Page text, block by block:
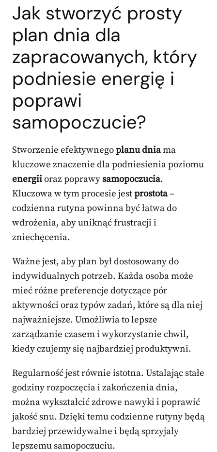
Jak stworzyć prosty
plan dnia dla
zapracowanych, który
podniesie energię i
poprawi
samopoczucie?
Stworzenie efektywnegoplanu dniama
kluczowe znaczenie dla podniesienia poziomu
energiioraz poprawy samopoczucia.
Kluczowa w tym procesie jestprostota–
codzienna rutyna powinna być łatwa do
wdrożenia, aby uniknąć frustracji i
zniechęcenia.
Ważne jest, aby plan był dostosowany do
indywidualnych potrzeb. Każda osoba może
mieć różne preferencje dotyczące pór
aktywności oraz typów zadań, które są dla niej
najważniejsze. Umożliwia to lepsze
zarządzanie czasem i wykorzystanie chwil,
kiedy czujemy się najbardziej produktywni.
Regularność jest równie istotna. Ustalając stałe
godziny rozpoczęcia i zakończenia dnia,
można wykształcić zdrowe nawyki i poprawić
jakość snu. Dzięki temu codzienne rutyny będą
bardziej przewidywalne i będą sprzyjały
lepszemu samopoczuciu.